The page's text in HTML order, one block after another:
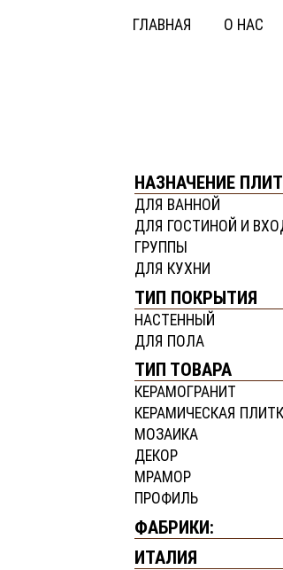
ГЛАВНАЯ О НАС
НАЗНАЧЕНИЕ
ДЛЯ ВАННОЙ
ДЛЯ ГОСТИНОЙ И
ГРУППЫ
ДЛЯ КУХНИ
ТИП ПОКРЫТИЯ
НАСТЕННЫЙ
ДЛЯ ПОЛА
ТИП ТОВАРА
КЕРАМОГРАНИТ
КЕРАМИЧЕСКАЯ
МОЗАИКА
ДЕКОР
МРАМОР
ПРОФИЛЬ
ФАБРИКИ:
ИТАЛИЯ